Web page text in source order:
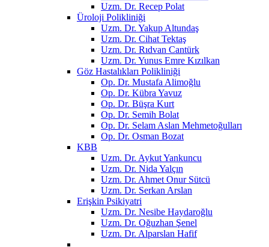
Uzm. Dr. Recep Polat
Üroloji Polikliniği
Uzm. Dr. Yakup Altundaş
Uzm. Dr. Cihat Tektaş
Uzm. Dr. Rıdvan Cantürk
Uzm. Dr. Yunus Emre Kızılkan
Göz Hastalıkları Polikliniği
Op. Dr. Mustafa Alimoğlu
Op. Dr. Kübra Yavuz
Op. Dr. Büşra Kurt
Op. Dr. Semih Bolat
Op. Dr. Selam Aslan Mehmetoğulları
Op. Dr. Osman Bozat
KBB
Uzm. Dr. Aykut Yankuncu
Uzm. Dr. Nida Yalçın
Uzm. Dr. Ahmet Onur Sütcü
Uzm. Dr. Serkan Arslan
Erişkin Psikiyatri
Uzm. Dr. Nesibe Haydaroğlu
Uzm. Dr. Oğuzhan Şenel
Uzm. Dr. Alparslan Hafif